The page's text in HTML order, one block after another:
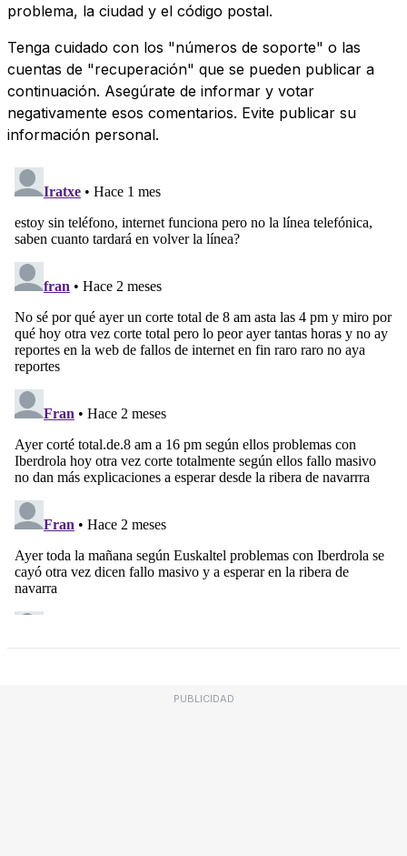
problema, la ciudad y el código postal.
Tenga cuidado con los "números de soporte" o las
cuentas de "recuperación" que se pueden publicar a
continuación. Asegúrate de informar y votar
negativamente esos comentarios. Evite publicar su
información personal.
PUBLICIDAD